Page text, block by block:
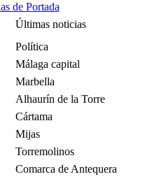
de Portada
Últimas noticias
Política
Málaga capital
Marbella
Alhaurín de la Torre
Cártama
Mijas
Torremolinos
Comarca de Antequera